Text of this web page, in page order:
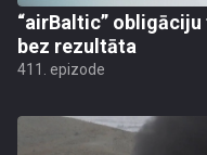
“airBaltic”
bez rezultāta
411. epizode